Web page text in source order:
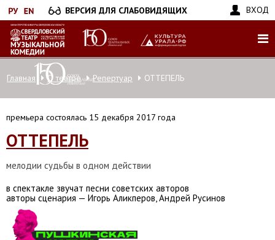
Перейти
к
основному
содержанию
ВЕРСИЯ ДЛЯ СЛАБОВИДЯЩИХ ВХОД
Главная О театре Репертуар ОТТЕПЕЛЬ
премьера состоялась 15 декабря 2017 года
ОТТЕПЕЛЬ
мелодии судьбы в одном действии
в спектакле звучат песни советских авторов
авторы сценария — Игорь Аликперов, Андрей Русинов